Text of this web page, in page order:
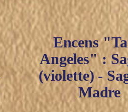
Encens
Angeles" :
(violette) -
Madre